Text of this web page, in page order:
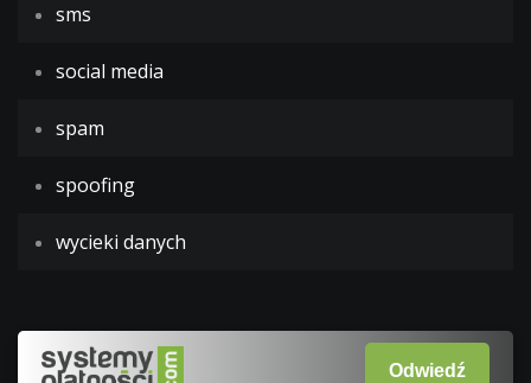
sms
social media
spam
spoofing
wycieki danych
Odwiedź